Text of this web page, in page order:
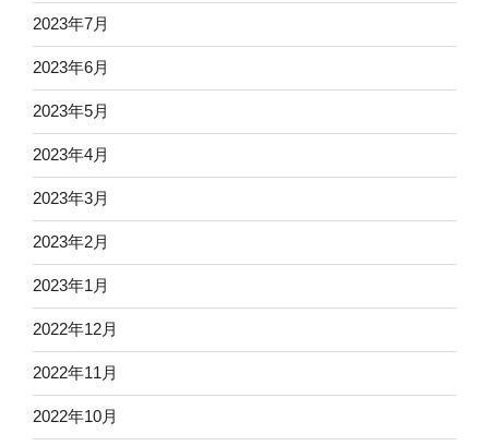
2023年7月
2023年6月
2023年5月
2023年4月
2023年3月
2023年2月
2023年1月
2022年12月
2022年11月
2022年10月